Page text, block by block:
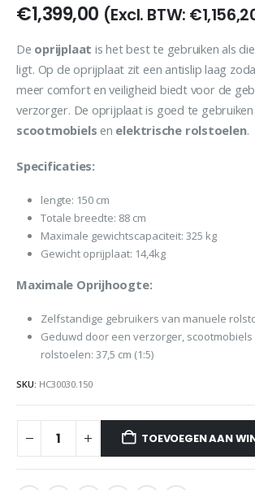
€1,399,00 (Excl. BTW: €
De oprijplaat is het best te gebruiken als
ligt. Op de oprijplaat zit een antislip laag
meer comfort en veiligheid biedt voor de
verzorger. De oprijplaat is goed te
scootmobiels en elektrische rolstoelen.
Specificaties:
lengte: 150 cm
Totale breedte: 88 cm
Maximale gewichtscapaciteit: 325 kg
Gewicht oprijplaat: 14,4kg
Maximale Oprijhoogte:
Zelfstandige gebruikers van manuele
Geduwd door een verzorger,
rolstoelen: 37,5 cm (1:5)
SKU: HC30030.150
TOEVOEGEN AAN